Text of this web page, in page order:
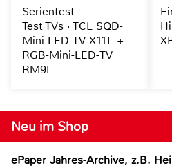
Neu im Shop
ePaper Jahres-Archive, z.B.
Serientest
Test TVs · TCL SQD-
Mini-LED-TV X11L +
RGB-Mini-LED-TV
RM9L